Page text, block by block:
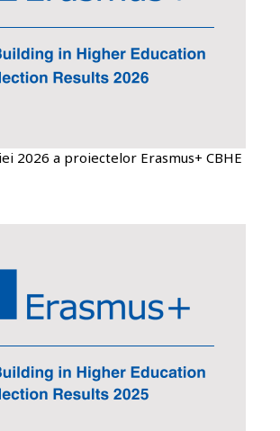
2026 a proiectelor Erasmus+ CBHE